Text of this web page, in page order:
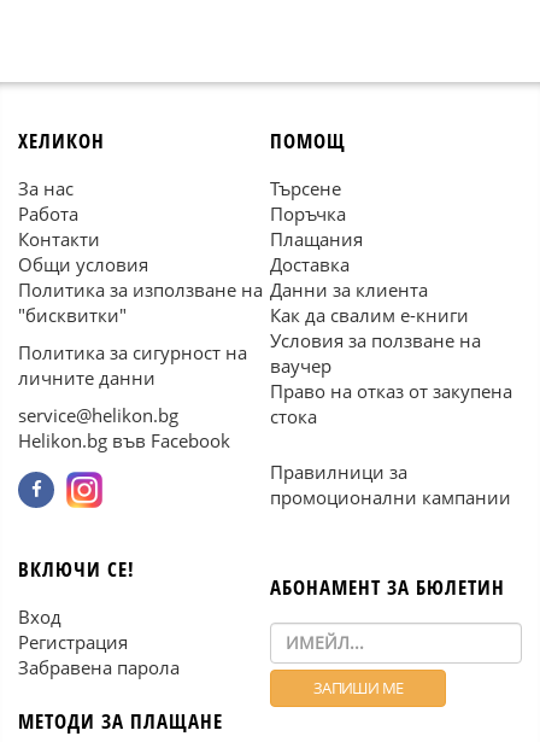
ХЕЛИКОН
За нас
Работа
Контакти
Общи условия
Политика за използване на
"бисквитки"
Политика за сигурност на
личните данни
service@helikon.bg
Helikon.bg във Facebook
ПОМОЩ
Търсене
Поръчка
Плащания
Доставка
Данни за клиента
Как да свалим е-книги
Условия за ползване на
ваучер
Право на отказ от закупена
стока
Правилници за
промоционални кампании
ВКЛЮЧИ СЕ!
Вход
Регистрация
Забравена парола
МЕТОДИ ЗА ПЛАЩАНЕ
АБОНАМЕНТ ЗА БЮЛЕТИН